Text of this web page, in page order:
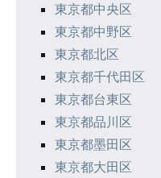
東京都中央区
東京都中野区
東京都北区
東京都千代田区
東京都台東区
東京都品川区
東京都墨田区
東京都大田区